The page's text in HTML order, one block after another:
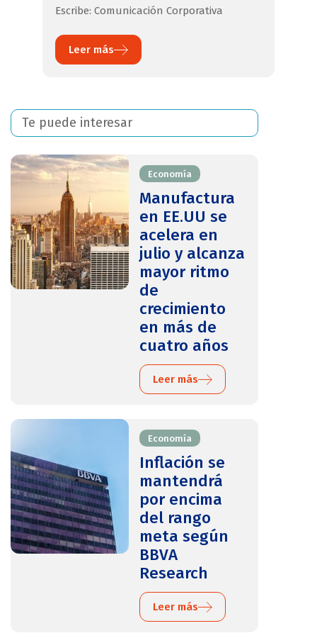
Escribe: Comunicación Corporativa
Leer más
Te puede interesar
Economía
Manufactura
en EE.UU se
acelera en
julio y alcanza
mayor ritmo
de
crecimiento
en más de
cuatro años
Leer más
Economía
Inflación se
mantendrá
por encima
del rango
meta según
BBVA
Research
Leer más